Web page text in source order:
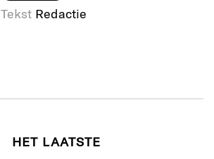
Tekst Redactie
HET LAATSTE